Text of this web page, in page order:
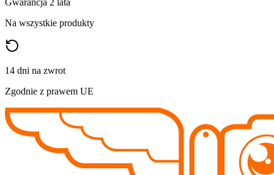
Gwarancja 2 lata
Na wszystkie produkty
14 dni na zwrot
Zgodnie z prawem UE